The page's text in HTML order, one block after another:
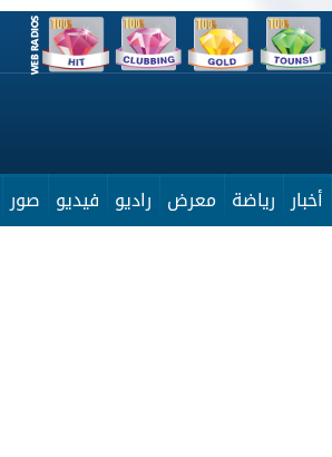
أخبار رياضة معرض راديو فيديو صور